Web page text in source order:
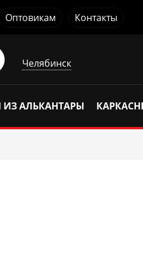
Оптовикам Контакты
Челябинск
АЛЬКАНТАРЫ